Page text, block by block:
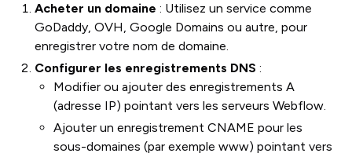
Acheter un domaine : Utilisez un service comme
GoDaddy, OVH, Google Domains ou autre, pour
enregistrer votre nom de domaine.
Configurer les enregistrements DNS :
Modifier ou ajouter des enregistrements A
(adresse IP) pointant vers les serveurs Webflow.
Ajouter un enregistrement CNAME pour les
sous-domaines (par exemple www) pointant vers